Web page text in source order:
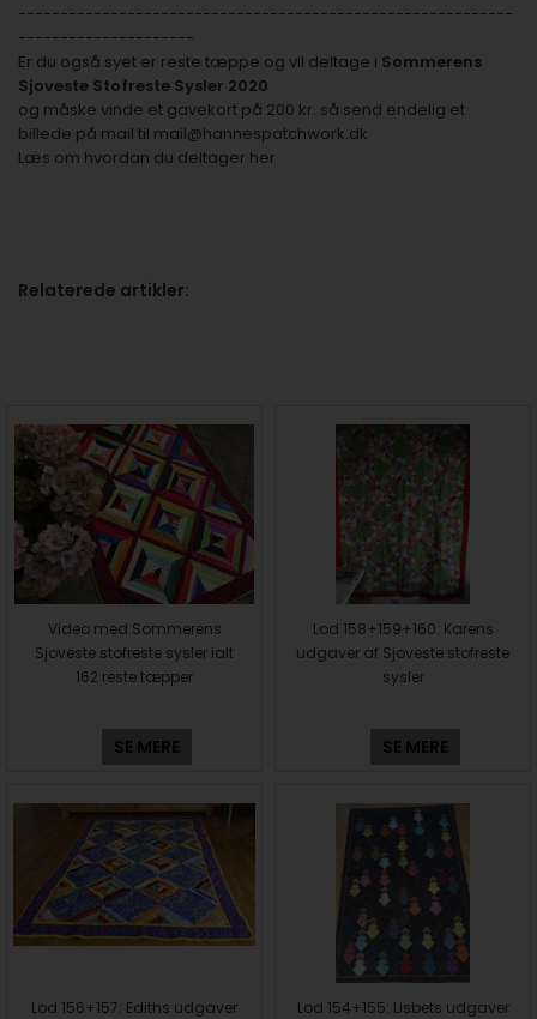
-----------------------------------------------------------
---------------------
Er du også syet er reste tæppe og vil deltage i Sommerens
Sjoveste Stofreste Sysler 2020
og måske vinde et gavekort på 200 kr. så send endelig et
billede på mail til mail@hannespatchwork.dk
Læs om hvordan du deltager her
Relaterede artikler:
Video med Sommerens
Sjoveste stofreste sysler ialt
162 reste tæpper
SE MERE
Lod 158+159+160: Karens
udgaver af Sjoveste stofreste
sysler
SE MERE
Lod 156+157: Ediths udgaver
Lod 154+155: Lisbets udgaver